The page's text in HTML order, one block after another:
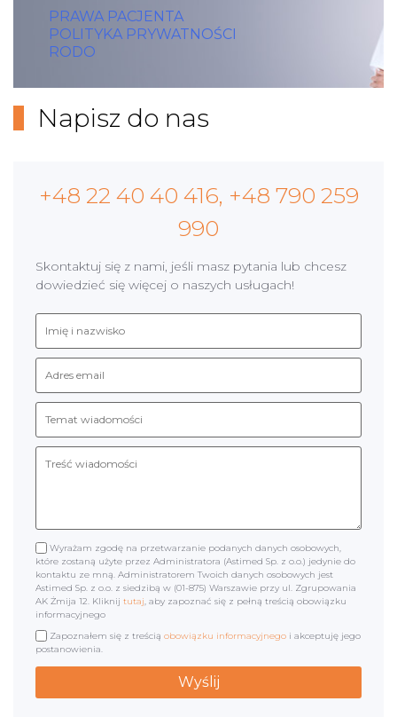
PRAWA PACJENTA
POLITYKA PRYWATNOŚCI
RODO
Napisz do nas
+48 22 40 40 416, +48 790 259
990
Skontaktuj się z nami, jeśli masz pytania lub chcesz
dowiedzieć się więcej o naszych usługach!
Wyrażam zgodę na przetwarzanie podanych danych osobowych,
które zostaną użyte przez Administratora (Astimed Sp. z o.o.) jedynie do
kontaktu ze mną. Administratorem Twoich danych osobowych jest
Astimed Sp. z o.o. z siedzibą w (01-875) Warszawie przy ul. Zgrupowania
AK Żmija 12. Kliknij tutaj, aby zapoznać się z pełną treścią obowiązku
informacyjnego
Zapoznałem się z treścią obowiązku informacyjnego i akceptuję jego
postanowienia.